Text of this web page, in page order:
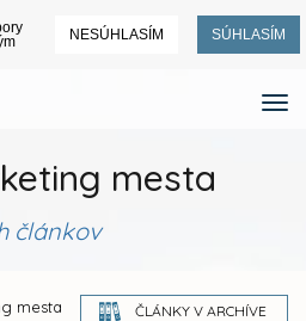
NESÚHLASÍM SÚHLASÍM
mesta
článkov
mesta ČLÁNKY V ARCHÍVE